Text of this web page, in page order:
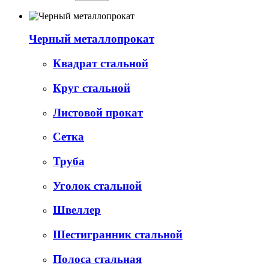
Черный металлопрокат
Квадрат стальной
Круг стальной
Листовой прокат
Сетка
Труба
Уголок стальной
Швеллер
Шестигранник стальной
Полоса стальная